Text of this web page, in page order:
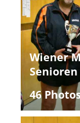
Wiener
Senioren
46